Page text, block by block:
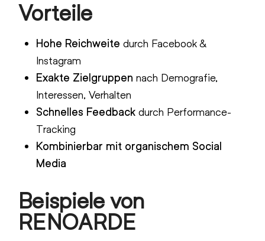
Vorteile
Hohe Reichweite durch Facebook &
Instagram
Exakte Zielgruppen nach Demografie,
Interessen, Verhalten
Schnelles Feedback durch Performance-
Tracking
Kombinierbar mit organischem Social
Media
Beispiele von
RENOARDE